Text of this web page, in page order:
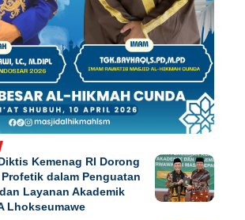
Kemenag RI Dorong
dalam Penguatan
Layanan Akademik
Lhokseumawe